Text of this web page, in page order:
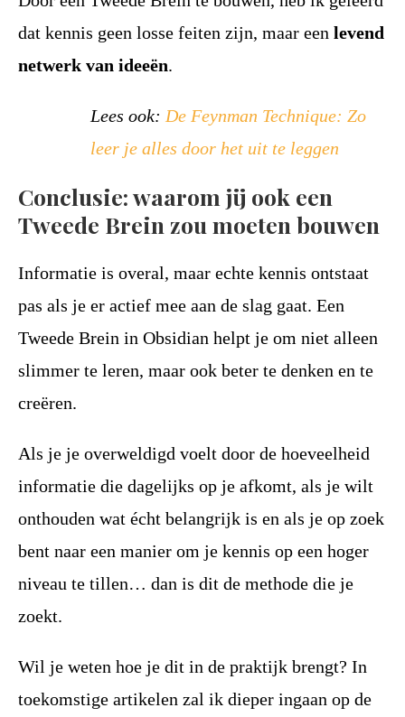
dat kennis geen losse feiten zijn, maar een levend
netwerk van ideeën.
Lees ook: De Feynman Technique: Zo
leer je alles door het uit te leggen
Conclusie: waarom jij ook een
Tweede Brein zou moeten bouwen
Informatie is overal, maar echte kennis ontstaat
pas als je er actief mee aan de slag gaat. Een
Tweede Brein in Obsidian helpt je om niet alleen
slimmer te leren, maar ook beter te denken en te
creëren.
Als je je overweldigd voelt door de hoeveelheid
informatie die dagelijks op je afkomt, als je wilt
onthouden wat écht belangrijk is en als je op zoek
bent naar een manier om je kennis op een hoger
niveau te tillen… dan is dit de methode die je
zoekt.
Wil je weten hoe je dit in de praktijk brengt? In
toekomstige artikelen zal ik dieper ingaan op de